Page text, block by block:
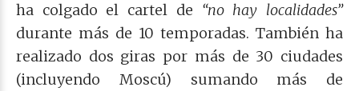
ha colgado el cartel de “no hay localidades”
durante más de 10 temporadas. También ha
realizado dos giras por más de 30 ciudades
(incluyendo Moscú) sumando más de